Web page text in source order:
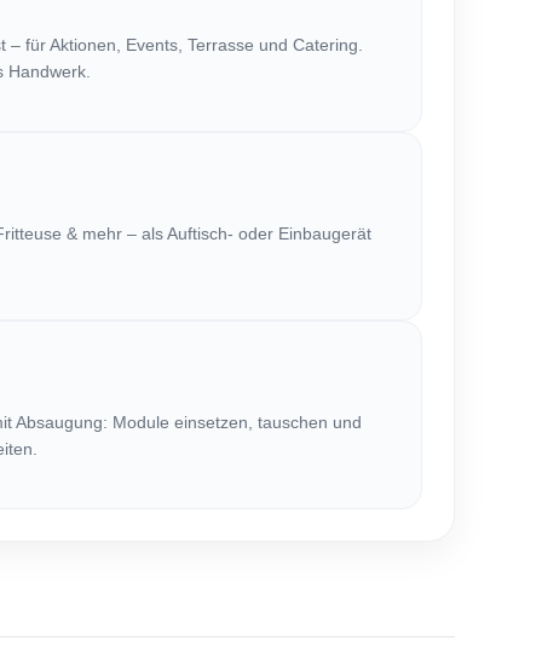
– für Aktionen, Events, Terrasse und Catering.
Handwerk.
& mehr – als Auftisch- oder Einbaugerät
Absaugung: Module einsetzen, tauschen und